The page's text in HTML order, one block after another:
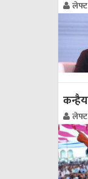
लेफ्ट
लेफ्ट